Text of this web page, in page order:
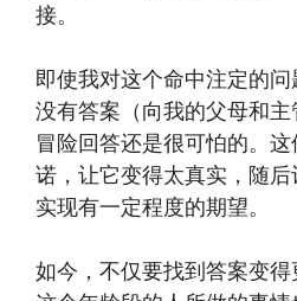
接。
即使我对这个命中注定的
没有答案（向我的父母和
冒险回答还是很可怕的。
诺，让它变得太真实，随
实现有一定程度的期望。
如今，不仅要找到答案变